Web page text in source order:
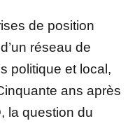
de position
réseau de
politique et local,
ans après
la question du